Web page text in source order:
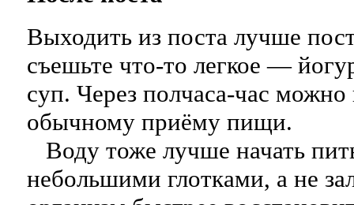
Выходить из поста лучше
съешьте что-то легкое —
суп. Через полчаса-час можно
обычному приёму пищи.
Воду тоже лучше начать
небольшими глотками, а не